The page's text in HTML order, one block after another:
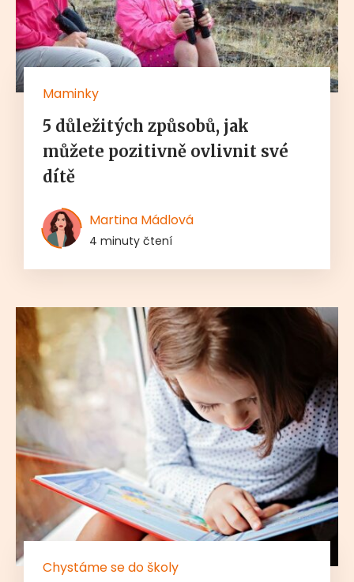
Maminky
5 důležitých způsobů, jak
můžete pozitivně ovlivnit své
dítě
Martina Mádlová
4 minuty čtení
Chystáme se do školy